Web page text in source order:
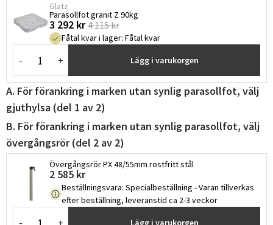
Glatz
Parasollfot granit Z 90kg
3 292 kr 4 115 kr
Fåtal kvar i lager: Fåtal kvar
- + Lägg i varukorgen
A. För förankring i marken utan synlig parasollfot, välj
gjuthylsa (del 1 av 2)
B. För förankring i marken utan synlig parasollfot, välj
övergångsrör (del 2 av 2)
Övergångsrör PX 48/55mm rostfritt stål
2 585 kr
Beställningsvara: Specialbeställning - Varan tillverkas
efter beställning, leveranstid ca 2-3 veckor
- + Lägg i varukorgen